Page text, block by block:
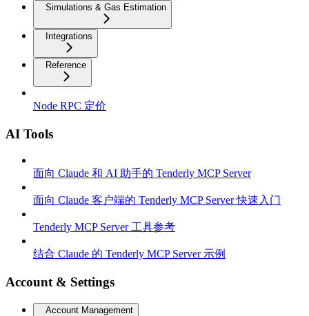
Simulations & Gas Estimation
Integrations
Reference
Node RPC 定价
AI Tools
面向 Claude 和 AI 助手的 Tenderly MCP Server
面向 Claude 客户端的 Tenderly MCP Server 快速入门
Tenderly MCP Server 工具参考
结合 Claude 的 Tenderly MCP Server 示例
Account & Settings
Account Management